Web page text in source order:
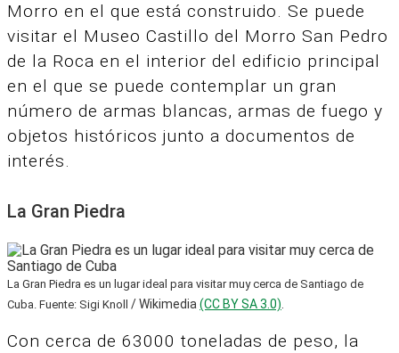
Morro en el que está construido. Se puede
visitar el Museo Castillo del Morro San Pedro
de la Roca en el interior del edificio principal
en el que se puede contemplar un gran
número de armas blancas, armas de fuego y
objetos históricos junto a documentos de
interés.
La Gran Piedra
La Gran Piedra es un lugar ideal para visitar muy cerca de Santiago de
Cuba. Fuente: Sigi Knoll / Wikimedia (CC BY SA 3.0)
Con cerca de 63000 toneladas de peso, la